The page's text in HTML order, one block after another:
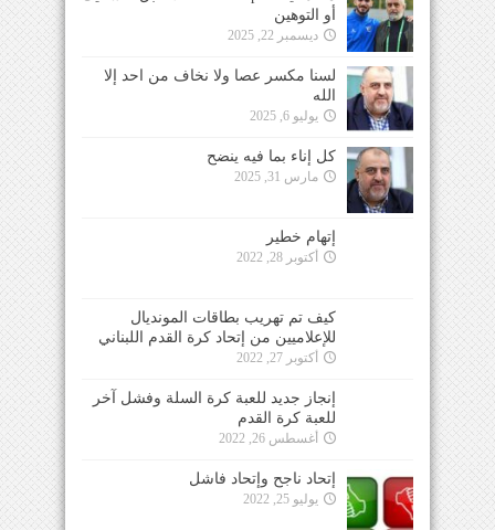
أو التوهين
ديسمبر 22, 2025
لسنا مكسر عصا ولا نخاف من احد إلا
الله
يوليو 6, 2025
كل إناء بما فيه ينضح
مارس 31, 2025
إتهام خطير
أكتوبر 28, 2022
كيف تم تهريب بطاقات المونديال
للإعلاميين من إتحاد كرة القدم اللبناني
أكتوبر 27, 2022
إنجاز جديد للعبة كرة السلة وفشل آخر
للعبة كرة القدم
أغسطس 26, 2022
إتحاد ناجح وإتحاد فاشل
يوليو 25, 2022